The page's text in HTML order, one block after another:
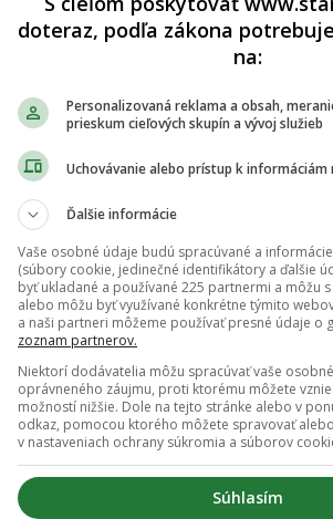
A0 môžu byť stále vykurované
rodinných domov v
(STU),“
Ak by si slovenské
by si opäť zvolilo zemný plyn.
skúseností odporučilo svojim
telefonického prieskumu, ktorý
agentúra AKO v máji 2024 na
doteraz, podľa zákona
na:
Personalizovaná reklama a obsah,
prieskum cieľových skupín a vývoj služieb
Uchovávanie alebo prístup k informáciám
Ďalšie informácie
Vaše osobné údaje budú spracúvané a
(súbory cookie, jedinečné identifikátory a ďalšie
byť ukladané a používané 225 partnermi a môžu
alebo môžu byť využívané konkrétne týmito
a naši partneri môžeme používať presné údaje o
zoznam partnerov.
Niektorí dodávatelia môžu spracúvať vaše
oprávneného záujmu, proti ktorému môžete
možností nižšie. Dole na tejto stránke alebo v
odkaz, pomocou ktorého môžete spravovať
v nastaveniach ochrany súkromia a súborov
Súhlasím